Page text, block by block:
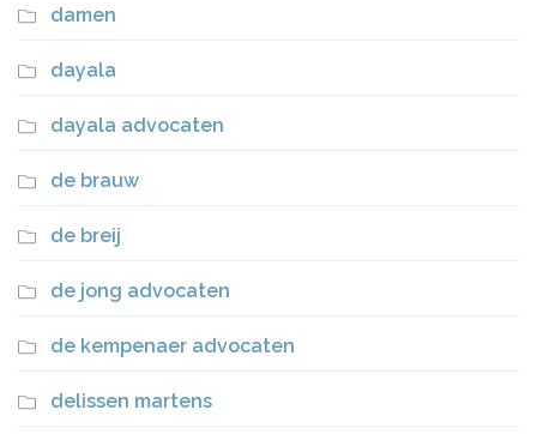
damen
dayala
dayala advocaten
de brauw
de breij
de jong advocaten
de kempenaer advocaten
delissen martens